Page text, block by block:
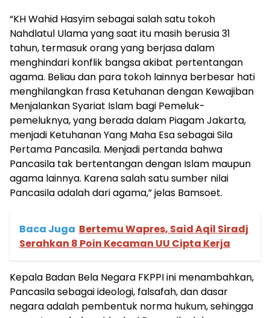
“KH Wahid Hasyim sebagai salah satu tokoh
Nahdlatul Ulama yang saat itu masih berusia 31
tahun, termasuk orang yang berjasa dalam
menghindari konflik bangsa akibat pertentangan
agama. Beliau dan para tokoh lainnya berbesar hati
menghilangkan frasa Ketuhanan dengan Kewajiban
Menjalankan Syariat Islam bagi Pemeluk-
pemeluknya, yang berada dalam Piagam Jakarta,
menjadi Ketuhanan Yang Maha Esa sebagai Sila
Pertama Pancasila. Menjadi pertanda bahwa
Pancasila tak bertentangan dengan Islam maupun
agama lainnya. Karena salah satu sumber nilai
Pancasila adalah dari agama,” jelas Bamsoet.
Baca Juga Bertemu Wapres, Said Aqil Siradj
Serahkan 8 Poin Kecaman UU Cipta Kerja
Kepala Badan Bela Negara FKPPI ini menambahkan,
Pancasila sebagai ideologi, falsafah, dan dasar
negara adalah pembentuk norma hukum, sehingga